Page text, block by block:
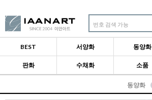
번호 검색 가능
BEST 서양화 동양화
판화 수채화 소품
동양화